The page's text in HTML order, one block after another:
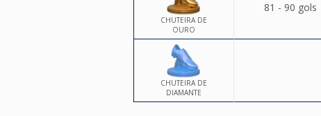
CHUTEIRA DE
OURO
81 - 90 gols
CHUTEIRA DE
DIAMANTE